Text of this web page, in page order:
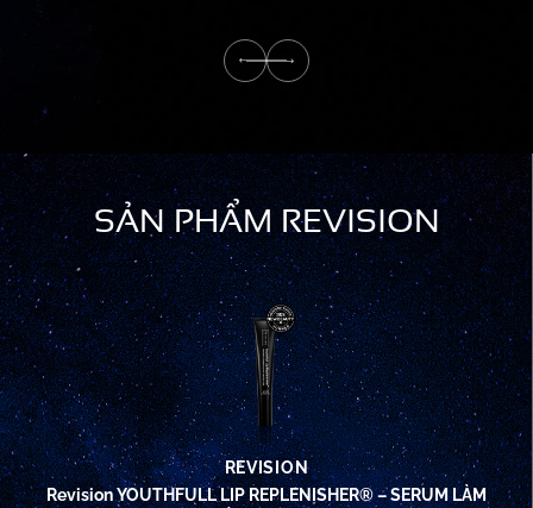
SẢN PHẨM REVISION
REVISION
Revision YOUTHFULL LIP REPLENISHER® – SERUM LÀM